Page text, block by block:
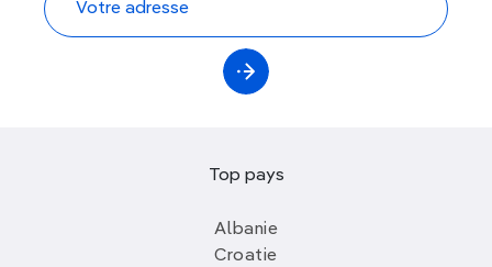
Top pays
Albanie
Croatie